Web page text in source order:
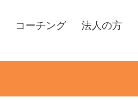
コーチング 法人の方